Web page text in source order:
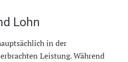
Lohn
in der
Leistung. Während